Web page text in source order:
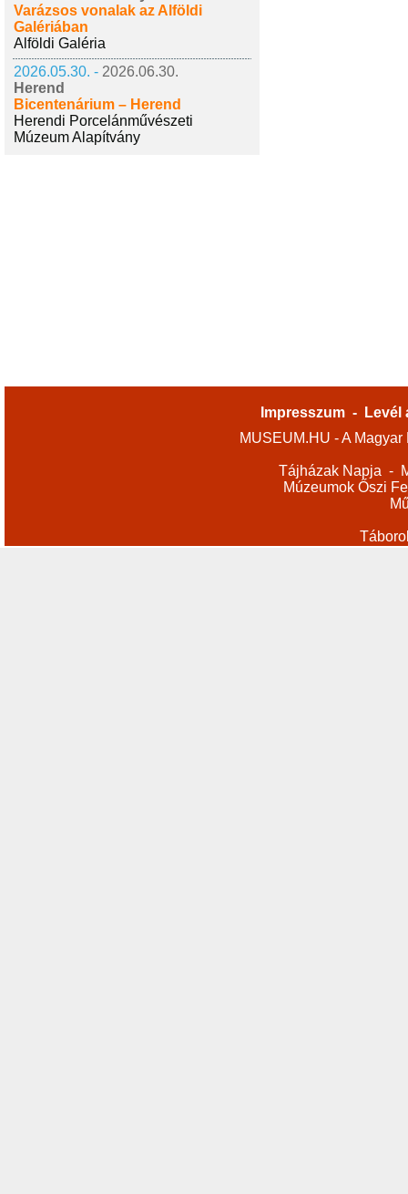
Varázsos vonalak az Alföldi
Galériában
Alföldi Galéria
2026.05.30. - 2026.06.30.
Herend
Bicentenárium – Herend
Herendi Porcelánművészeti
Múzeum Alapítvány
Impresszum -
Levél
MUSEUM.HU - A
Tájházak Napja -
Múzeumok Őszi